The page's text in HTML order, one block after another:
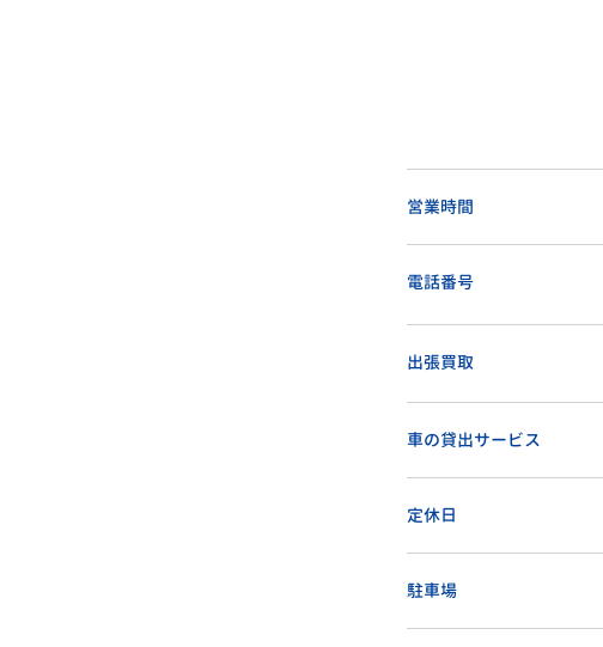
営業時間
電話番号
出張買取
車の貸出サービス
定休日
駐車場